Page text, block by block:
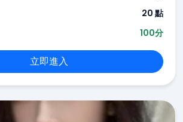
20 點
100分
立即進入